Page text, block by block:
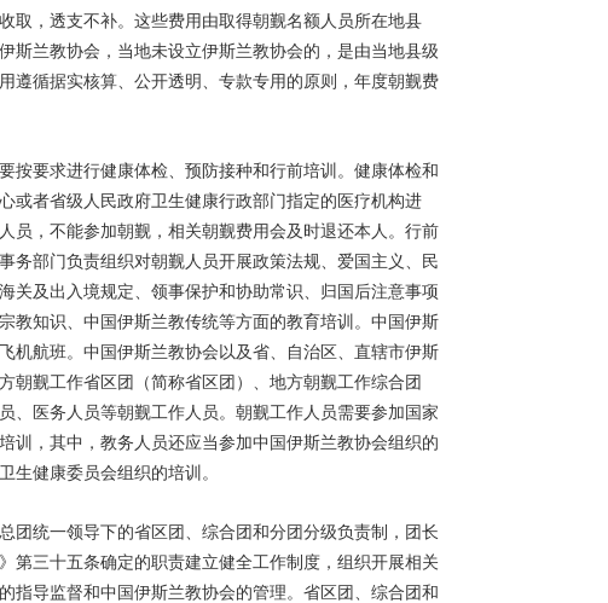
取，透支不补。这些费用由取得朝觐名额人员所在地县
斯兰教协会，当地未设立伊斯兰教协会的，是由当地县级
遵循据实核算、公开透明、专款专用的原则，年度朝觐费
按要求进行健康体检、预防接种和行前培训。健康体检和
或者省级人民政府卫生健康行政部门指定的医疗机构进
员，不能参加朝觐，相关朝觐费用会及时退还本人。行前
务部门负责组织对朝觐人员开展政策法规、爱国主义、民
关及出入境规定、领事保护和协助常识、归国后注意事项
教知识、中国伊斯兰教传统等方面的教育培训。中国伊斯
机航班。中国伊斯兰教协会以及省、自治区、直辖市伊斯
朝觐工作省区团（简称省区团）、地方朝觐工作综合团
、医务人员等朝觐工作人员。朝觐工作人员需要参加国家
训，其中，教务人员还应当参加中国伊斯兰教协会组织的
生健康委员会组织的培训。
团统一领导下的省区团、综合团和分团分级负责制，团长
第三十五条确定的职责建立健全工作制度，组织开展相关
指导监督和中国伊斯兰教协会的管理。省区团、综合团和